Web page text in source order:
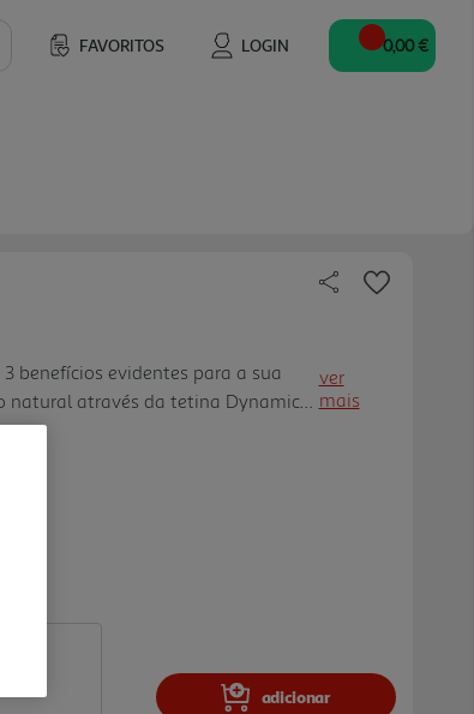
FAVORITOS LOGIN 0,00 €
benefícios evidentes para a sua
natural através da tetina Dynamic®;
e dentição (ortodôntico); 3)
ver
mais
adicionar